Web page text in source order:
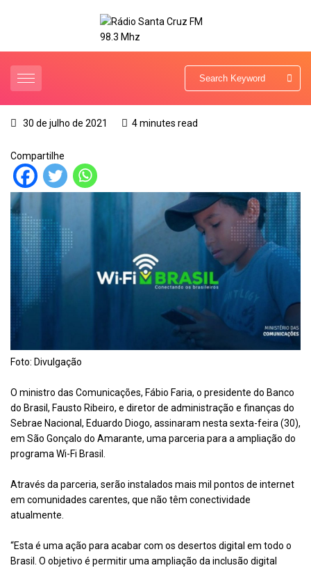
30 de julho de 2021 4 minutes read
Compartilhe
Foto: Divulgação
O ministro das Comunicações, Fábio Faria, o presidente do Banco
do Brasil, Fausto Ribeiro, e diretor de administração e finanças do
Sebrae Nacional, Eduardo Diogo, assinaram nesta sexta-feira (30),
em São Gonçalo do Amarante, uma parceria para a ampliação do
programa Wi-Fi Brasil.
Através da parceria, serão instalados mais mil pontos de internet
em comunidades carentes, que não têm conectividade
atualmente.
“Esta é uma ação para acabar com os desertos digital em todo o
Brasil. O objetivo é permitir uma ampliação da inclusão digital